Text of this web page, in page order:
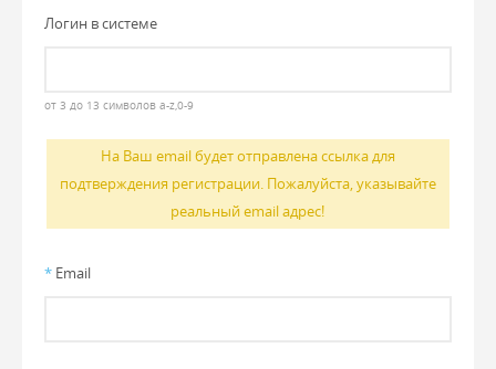
Логин в системе
от 3 до 13 символов a-z,0-9
На Ваш email будет отправлена ссылка для
подтверждения регистрации. Пожалуйста, указывайте
реальный email адрес!
* Email